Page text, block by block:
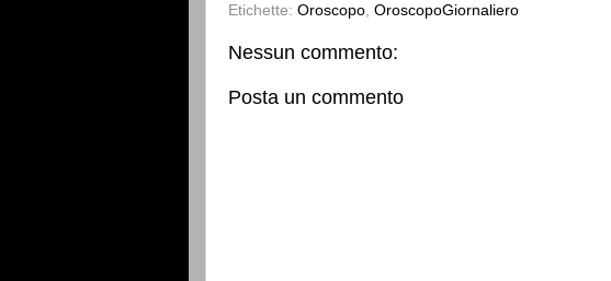
Etichette: Oroscopo OroscopoGiornaliero
Nessun commento:
Posta un commento